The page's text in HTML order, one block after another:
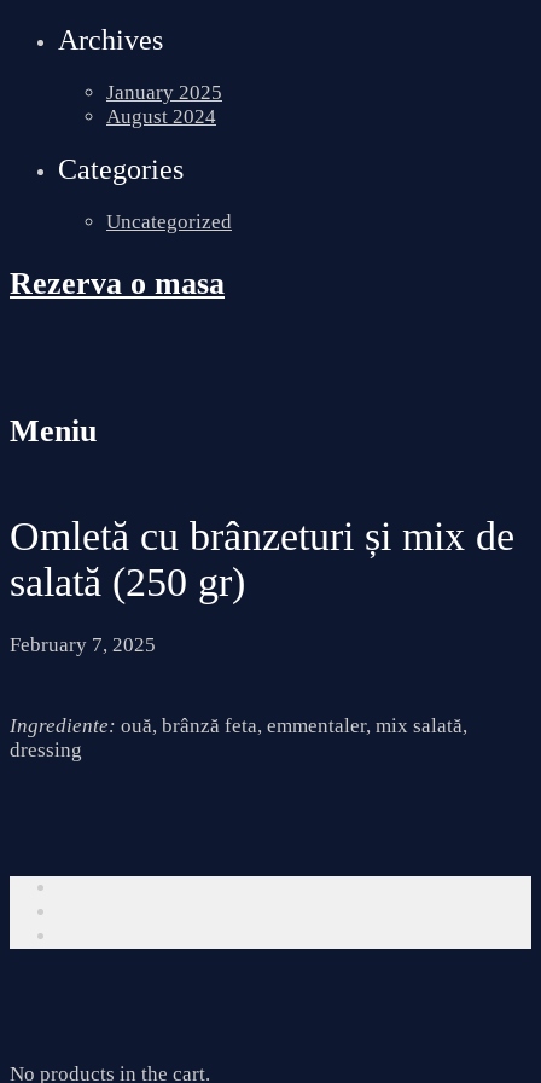
Archives
January 2025
August 2024
Categories
Uncategorized
Rezerva o masa
Meniu
Omletă cu brânzeturi și mix de
salată (250 gr)
February 7, 2025
Ingrediente: ouă, brânză feta, emmentaler, mix salată,
dressing
No products in the cart.